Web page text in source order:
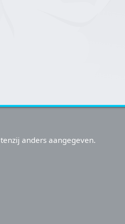
tenzij anders aangegeven.